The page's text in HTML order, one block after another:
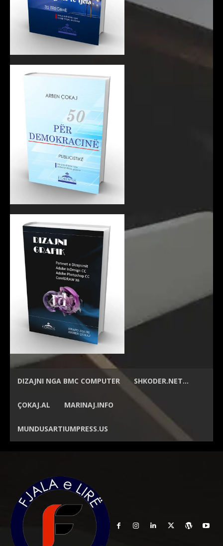
DIZAJNI NGA BMC COMPUTER SHKODER.NET…
ÇOKAJ.AL MARINAJ.INFO
MUNDUSARTIUMPRESS.US